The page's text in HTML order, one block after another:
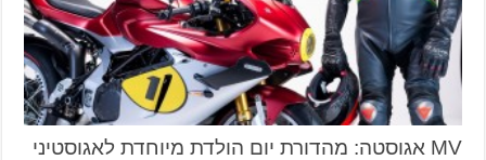
MV אגוסטה: מהדורת יום הולדת מיוחדת לאגוסטיני